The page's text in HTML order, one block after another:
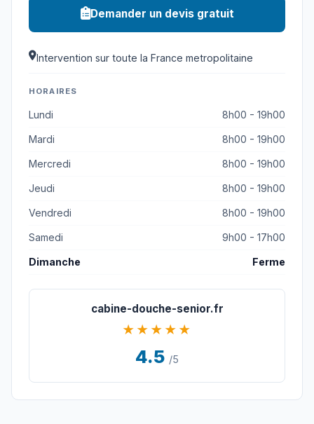
Demander un devis gratuit
Intervention sur toute la France metropolitaine
HORAIRES
Lundi 8h00 - 19h00
Mardi 8h00 - 19h00
Mercredi 8h00 - 19h00
Jeudi 8h00 - 19h00
Vendredi 8h00 - 19h00
Samedi 9h00 - 17h00
Dimanche Ferme
cabine-douche-senior.fr
★★★★★
4.5 /5